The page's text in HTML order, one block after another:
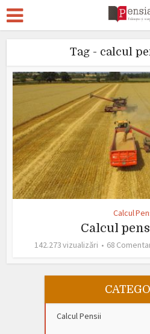
Tag - calcul
Calcul
Calcul
142.273 vizualizări 68
Calcul Pensii